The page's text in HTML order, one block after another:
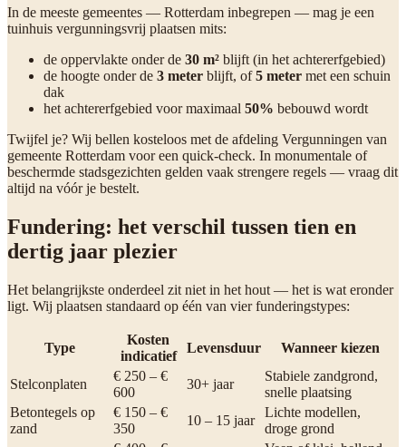
In de meeste gemeentes — Rotterdam inbegrepen — mag je een
tuinhuis vergunningsvrij plaatsen mits:
de oppervlakte onder de 30 m² blijft (in het achtererfgebied)
de hoogte onder de 3 meter blijft, of5 meter met een schuin
dak
het achtererfgebied voor maximaal 50% bebouwd wordt
Twijfel je? Wij bellen kosteloos met de afdeling Vergunningen van
gemeente Rotterdam voor een quick-check. In monumentale of
beschermde stadsgezichten gelden vaak strengere regels — vraag dit
altijd na vóór je bestelt.
Fundering: het verschil tussen tien en
dertig jaar plezier
Het belangrijkste onderdeel zit niet in het hout — het is wat eronder
ligt. Wij plaatsen standaard op één van vier funderingstypes:
Type
Kosten
indicatief
Levensduur Wanneer kiezen
Stelconplaten
€ 250 – €
600
30+ jaar
Stabiele zandgrond,
snelle plaatsing
Betontegels op
zand
€ 150 – €
350
10 – 15 jaar
Lichte modellen,
droge grond